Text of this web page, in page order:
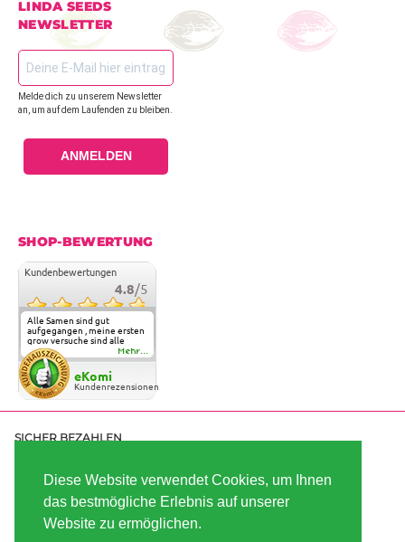
Diese Website verwendet Cookies, um Ihnen
das bestmögliche Erlebnis auf unserer
Website zu ermöglichen.
LINDA SEEDS
NEWSLETTER
Melde dich zu unserem Newsletter
an, um auf dem Laufenden zu bleiben.
ANMELDEN
SHOP-BEWERTUNG
Kundenbewertungen
4.8/5
Alle Samen sind gut
aufgegangen , meine ersten
grow versuche sind alle
geglückt. Die Sorten und
Anbieter Vielfalt
überzeugen sehr . Werde
wohl immer hier bestellen !
Mehr...
eKomi
Kundenrezensionen
SICHER BEZAHLEN
SCHNELL VERSENDET